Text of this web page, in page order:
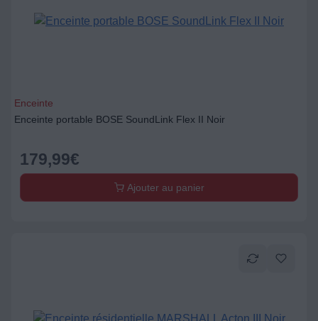
Enceinte
Enceinte portable BOSE SoundLink Flex II Noir
179,99€
Ajouter au panier